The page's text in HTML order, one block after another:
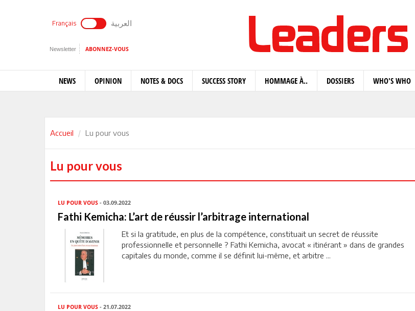
Français العربية
Newsletter ABONNEZ-VOUS
NEWS OPINION NOTES & DOCS SUCCESS STORY HOMMAGE À.. DOSSIERS WHO'S WHO
Accueil Lu pour vous
Lu pour vous
LU POUR VOUS - 03.09.2022
Fathi Kemicha: L’art de réussir l’arbitrage international
Et si la gratitude, en plus de la compétence, constituait un secret de réussite
professionnelle et personnelle ? Fathi Kemicha, avocat « itinérant » dans de grandes
capitales du monde, comme il se définit lui-même, et arbitre ...
LU POUR VOUS - 21.07.2022